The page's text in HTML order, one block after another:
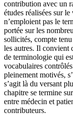
contribution avec un
études réalisées sur
n’emploient pas le
portée sur les
sollicités, compte
les autres. Il convient
de terminologie qui
vocabulaires
pleinement motivés,
s’agit là du versant
chapitre se termine
entre médecin et
contributeurs.